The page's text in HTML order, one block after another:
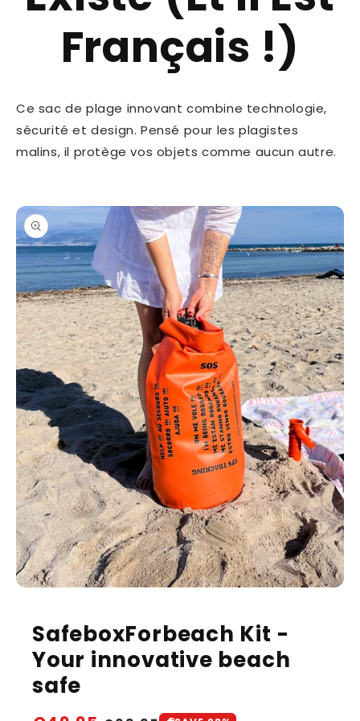
Français !)
Ce sac de plage innovant combine technologie,
sécurité et design. Pensé pour les plagistes
malins, il protège vos objets comme aucun autre.
modalSafeboxForbeach Kit -
Your innovative beach
safe